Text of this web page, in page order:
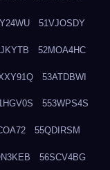
51VJOSDY
52MOA4HC
53ATDBWI
553WPS4S
55QDIRSM
56SCV4BG